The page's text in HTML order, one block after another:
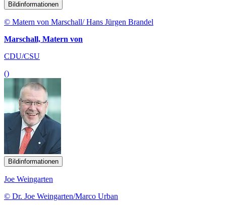
Bildinformationen
© Matern von Marschall/ Hans Jürgen Brandel
Marschall, Matern von
CDU/CSU
()
Bildinformationen
Joe Weingarten
© Dr. Joe Weingarten/Marco Urban